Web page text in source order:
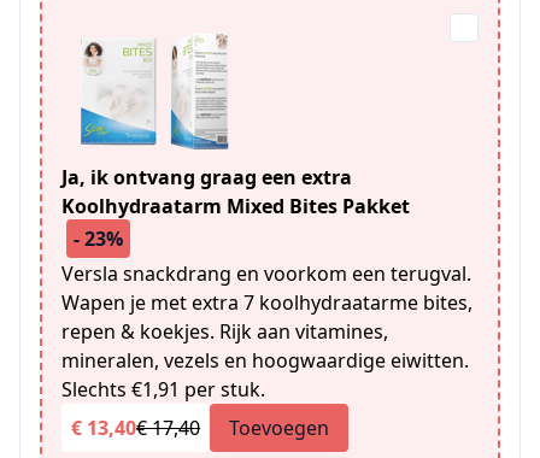
Ja, ik ontvang graag een extra
Koolhydraatarm Mixed Bites Pakket
- 23%
Versla snackdrang en voorkom een terugval.
Wapen je met extra 7 koolhydraatarme bites,
repen & koekjes. Rijk aan vitamines,
mineralen, vezels en hoogwaardige eiwitten.
Slechts €1,91 per stuk.
€ 13,40€ 17,40 Toevoegen